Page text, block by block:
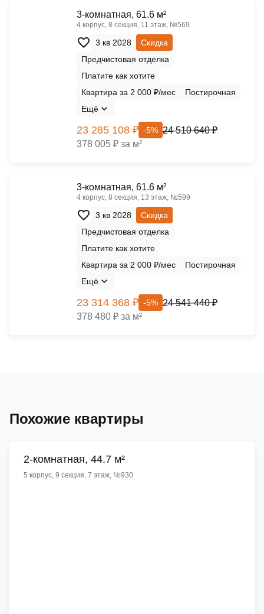
3-комнатная, 61.6 м²
4 корпус, 8 секция, 11 этаж, №569
3 кв 2028
Скидка
Предчистовая отделка
Платите как хотите
Квартира за 2 000 ₽/мес
Постирочная
Ещё
23 285 108 ₽ -5% 24 510 640 ₽
378 005 ₽ за м²
3-комнатная, 61.6 м²
4 корпус, 8 секция, 13 этаж, №599
3 кв 2028
Скидка
Предчистовая отделка
Платите как хотите
Квартира за 2 000 ₽/мес
Постирочная
Ещё
23 314 368 ₽ -5% 24 541 440 ₽
378 480 ₽ за м²
Похожие квартиры
2-комнатная, 44.7 м²
5 корпус, 9 секция, 7 этаж, №930